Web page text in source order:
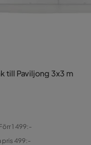
till Paviljong 3x3 m
1 499:-
pris 499:-